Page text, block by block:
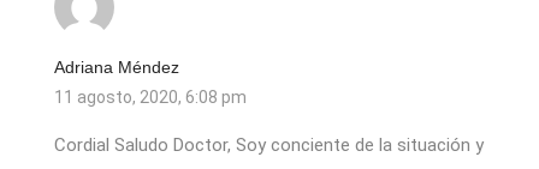
Adriana Méndez
11 agosto, 2020, 6:08 pm
Cordial Saludo Doctor, Soy conciente de la situación y